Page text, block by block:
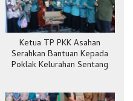
Ketua TP PKK Asahan
Serahkan Bantuan Kepada
Poklak Kelurahan Sentang